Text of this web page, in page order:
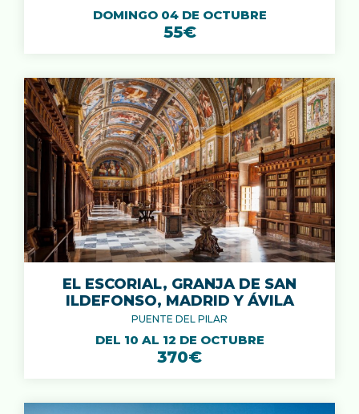
EL ESCORIAL, GRANJA DE SAN
ILDEFONSO, MADRID Y ÁVILA
PUENTE DEL PILAR
DEL 10 AL 12 DE OCTUBRE
370€
DOMINGO 04 DE OCTUBRE
55€